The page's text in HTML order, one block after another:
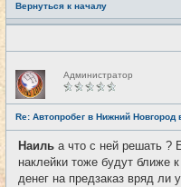
Вернуться к началу
Н
е
в
с
е
т
и
Администратор
Re: Автопробег в Нижний Новгород
Наиль а что с ней решать ?
наклейки тоже будут ближе
денег на предзаказ вряд ли